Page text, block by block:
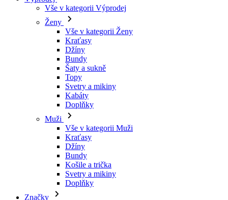
Ženy
Vše v kategorii Ženy
Kraťasy
Džíny
Bundy
Šaty a sukně
Topy
Svetry a mikiny
Kabáty
Doplňky
Vše v kategorii Muži
Kraťasy
Džíny
Bundy
Košile a trička
Svetry a mikiny
Doplňky
Všechny značky Značky